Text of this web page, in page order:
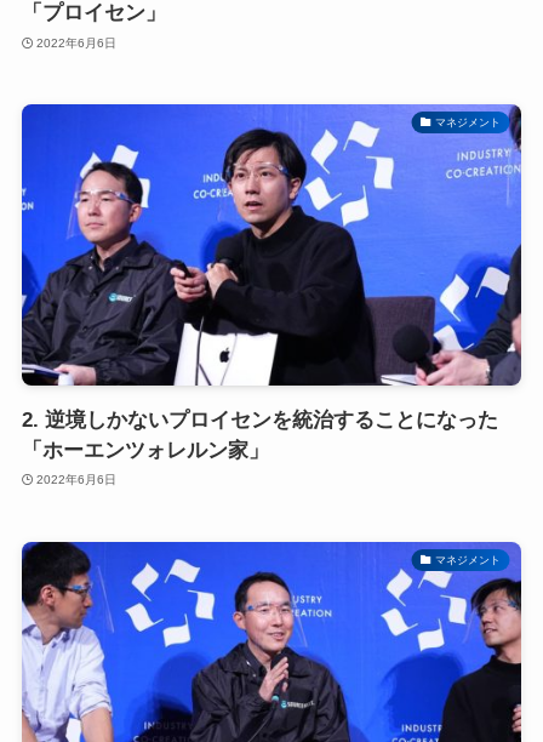
「プロイセン」
2022年6月6日
マネジメント
2. 逆境しかないプロイセンを統治することになった
「ホーエンツォレルン家」
2022年6月6日
マネジメント